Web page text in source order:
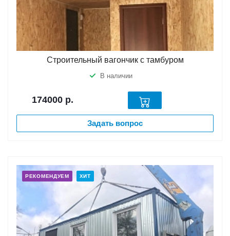
Строительный вагончик с тамбуром
В наличии
174000 р.
Задать вопрос
РЕКОМЕНДУЕМ ХИТ